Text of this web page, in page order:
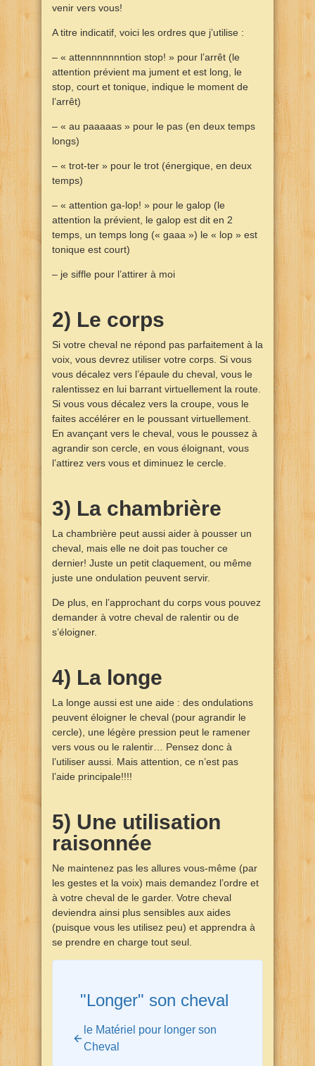
venir vers vous!
A titre indicatif, voici les ordres que j’utilise :
– « attennnnnnntion stop! » pour l’arrêt (le
attention prévient ma jument et est long, le
stop, court et tonique, indique le moment de
l’arrêt)
– « au paaaaas » pour le pas (en deux temps
longs)
– « trot-ter » pour le trot (énergique, en deux
temps)
– « attention ga-lop! » pour le galop (le
attention la prévient, le galop est dit en 2
temps, un temps long (« gaaa ») le « lop » est
tonique est court)
– je siffle pour l’attirer à moi
2) Le corps
Si votre cheval ne répond pas parfaitement à la
voix, vous devrez utiliser votre corps. Si vous
vous décalez vers l’épaule du cheval, vous le
ralentissez en lui barrant virtuellement la route.
Si vous vous décalez vers la croupe, vous le
faites accélérer en le poussant virtuellement.
En avançant vers le cheval, vous le poussez à
agrandir son cercle, en vous éloignant, vous
l’attirez vers vous et diminuez le cercle.
3) La chambrière
La chambrière peut aussi aider à pousser un
cheval, mais elle ne doit pas toucher ce
dernier! Juste un petit claquement, ou même
juste une ondulation peuvent servir.
De plus, en l’approchant du corps vous pouvez
demander à votre cheval de ralentir ou de
s’éloigner.
4) La longe
La longe aussi est une aide : des ondulations
peuvent éloigner le cheval (pour agrandir le
cercle), une légère pression peut le ramener
vers vous ou le ralentir… Pensez donc à
l’utiliser aussi. Mais attention, ce n’est pas
l’aide principale!!!!
5) Une utilisation
raisonnée
Ne maintenez pas les allures vous-même (par
les gestes et la voix) mais demandez l’ordre et
à votre cheval de le garder. Votre cheval
deviendra ainsi plus sensibles aux aides
(puisque vous les utilisez peu) et apprendra à
se prendre en charge tout seul.
"Longer" son cheval
le Matériel pour longer son
Cheval